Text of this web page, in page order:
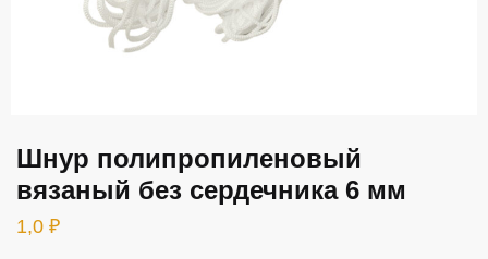
Шнур полипропиленовый
вязаный без сердечника 6 мм
1,0 ₽